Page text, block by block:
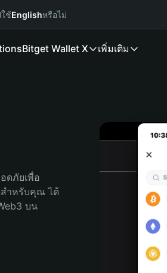
ช้Englishหรือไม่
Bitget Wallet X เพิ่มเติม
ดภัยเพื่อ
สำหรับคุณ ได้
บน